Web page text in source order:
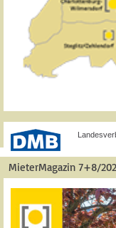
MieterMagazin 7+8/